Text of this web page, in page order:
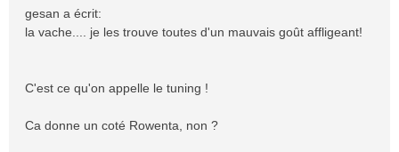
gesan a écrit:
la vache.... je les trouve toutes d'un mauvais goût affligeant!
C'est ce qu'on appelle le tuning !
Ca donne un coté Rowenta, non ?